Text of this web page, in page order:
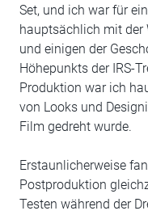
Set, und ich war für
hauptsächlich mit der
und einigen der
Höhepunkts der IRS-
Produktion war ich
von Looks und
Film gedreht wurde.
Erstaunlicherweise
Postproduktion
Testen während der